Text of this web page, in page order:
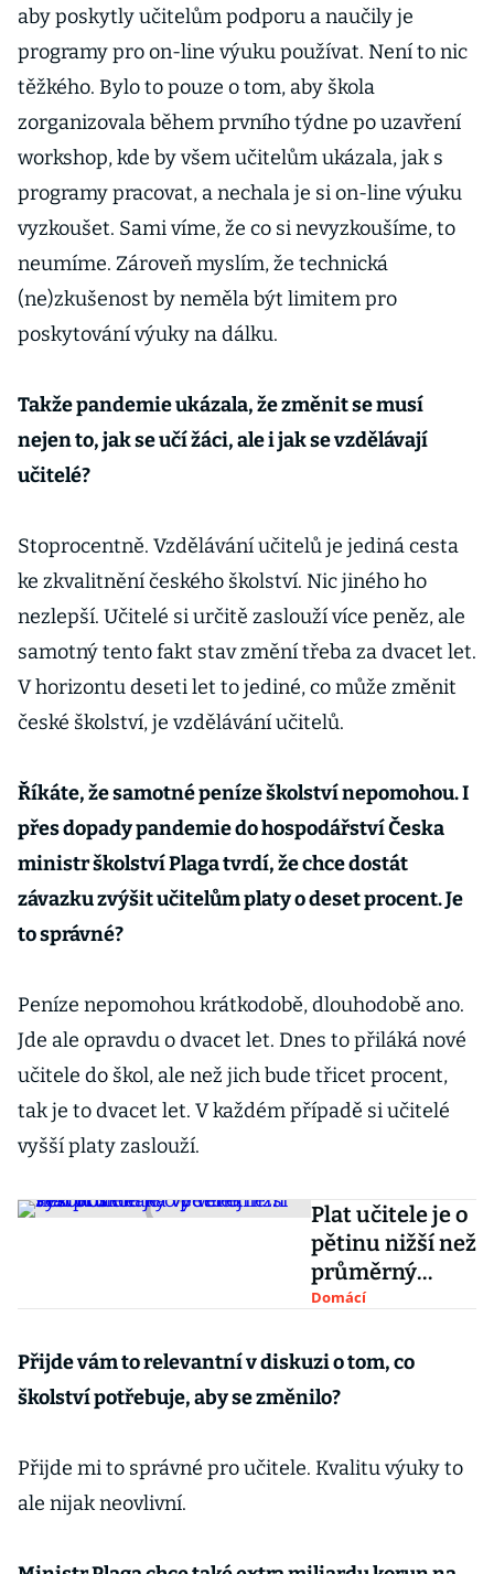
aby poskytly učitelům podporu a naučily je
programy pro on-line výuku používat. Není to nic
těžkého. Bylo to pouze o tom, aby škola
zorganizovala během prvního týdne po uzavření
workshop, kde by všem učitelům ukázala, jak s
programy pracovat, a nechala je si on-line výuku
vyzkoušet. Sami víme, že co si nevyzkoušíme, to
neumíme. Zároveň myslím, že technická
(ne)zkušenost by neměla být limitem pro
poskytování výuky na dálku.
Takže pandemie ukázala, že změnit se musí
nejen to, jak se učí žáci, ale i jak se vzdělávají
učitelé?
Stoprocentně. Vzdělávání učitelů je jediná cesta
ke zkvalitnění českého školství. Nic jiného ho
nezlepší. Učitelé si určitě zaslouží více peněz, ale
samotný tento fakt stav změní třeba za dvacet let.
V horizontu deseti let to jediné, co může změnit
české školství, je vzdělávání učitelů.
Říkáte, že samotné peníze školství nepomohou. I
přes dopady pandemie do hospodářství Česka
ministr školství Plaga tvrdí, že chce dostát
závazku zvýšit učitelům platy o deset procent. Je
to správné?
Peníze nepomohou krátkodobě, dlouhodobě ano.
Jde ale opravdu o dvacet let. Dnes to přiláká nové
učitele do škol, ale než jich bude třicet procent,
tak je to dvacet let. V každém případě si učitelé
vyšší platy zaslouží.
Plat učitele je o
pětinu nižší než
průměrný
výdělek
ve veřejném
sektoru
Domácí
Přijde vám to relevantní v diskuzi o tom, co
školství potřebuje, aby se změnilo?
Přijde mi to správné pro učitele. Kvalitu výuky to
ale nijak neovlivní.